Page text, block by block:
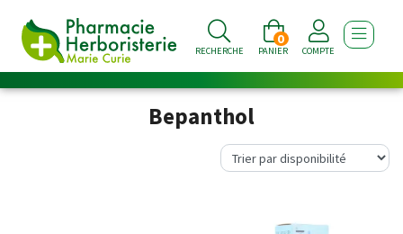
RECHERCHE PANIER
0
COMPTE
Bepanthol